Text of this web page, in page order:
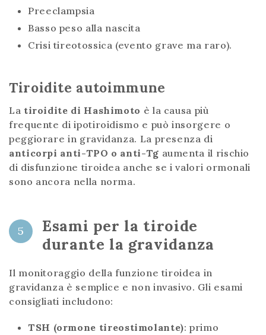
Preeclampsia
Basso peso alla nascita
Crisi tireotossica (evento grave ma raro).
Tiroidite autoimmune
La tiroidite di Hashimoto è la causa più
frequente di ipotiroidismo e può insorgere o
peggiorare in gravidanza. La presenza di
anticorpi anti-TPO o anti-Tg aumenta il rischio
di disfunzione tiroidea anche se i valori ormonali
sono ancora nella norma.
5
Esami per la tiroide
durante la gravidanza
Il monitoraggio della funzione tiroidea in
gravidanza è semplice e non invasivo. Gli esami
consigliati includono:
TSH (ormone tireostimolante): primo